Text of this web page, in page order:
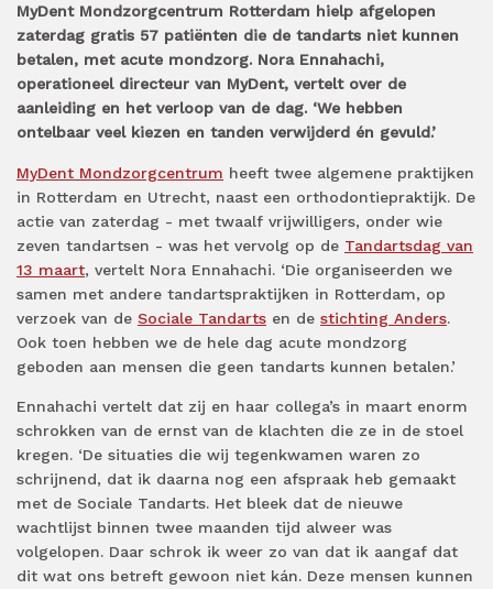
MyDent Mondzorgcentrum Rotterdam hielp afgelopen
zaterdag gratis 57 patiënten die de tandarts niet kunnen
betalen, met acute mondzorg. Nora Ennahachi,
operationeel directeur van MyDent, vertelt over de
aanleiding en het verloop van de dag. ‘We hebben
ontelbaar veel kiezen en tanden verwijderd én gevuld.’
MyDent Mondzorgcentrum heeft twee algemene praktijken
in Rotterdam en Utrecht, naast een orthodontiepraktijk. De
actie van zaterdag - met twaalf vrijwilligers, onder wie
zeven tandartsen - was het vervolg op de Tandartsdag van
13 maart, vertelt Nora Ennahachi. ‘Die organiseerden we
samen met andere tandartspraktijken in Rotterdam, op
verzoek van de Sociale Tandarts en de stichting Anders.
Ook toen hebben we de hele dag acute mondzorg
geboden aan mensen die geen tandarts kunnen betalen.’
Ennahachi vertelt dat zij en haar collega’s in maart enorm
schrokken van de ernst van de klachten die ze in de stoel
kregen. ‘De situaties die wij tegenkwamen waren zo
schrijnend, dat ik daarna nog een afspraak heb gemaakt
met de Sociale Tandarts. Het bleek dat de nieuwe
wachtlijst binnen twee maanden tijd alweer was
volgelopen. Daar schrok ik weer zo van dat ik aangaf dat
dit wat ons betreft gewoon niet kán. Deze mensen kunnen